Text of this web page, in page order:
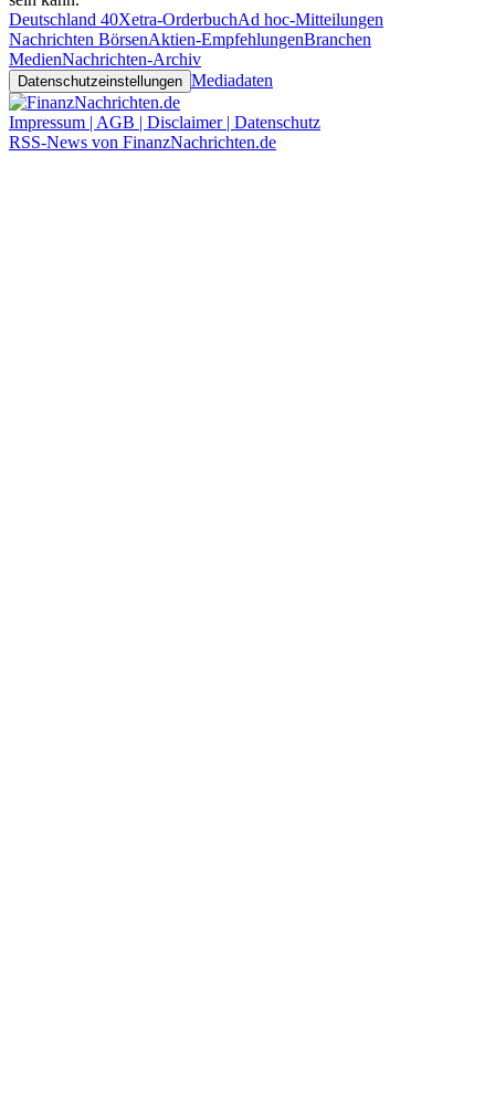
Deutschland 40Xetra-OrderbuchAd hoc-Mitteilungen
Nachrichten BörsenAktien-EmpfehlungenBranchen
MedienNachrichten-Archiv
Datenschutzeinstellungen Mediadaten
Impressum | AGB | Disclaimer | Datenschutz
RSS-News von FinanzNachrichten.de